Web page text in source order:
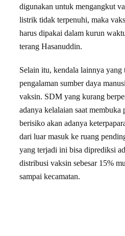
digunakan untuk mengangkut
listrik tidak terpenuhi, maka
harus dipakai dalam kurun
terang Hasanuddin.
Selain itu, kendala lainnya
pengalaman sumber daya
vaksin. SDM yang kurang
adanya kelalaian saat membuka
berisiko akan adanya
dari luar masuk ke ruang
yang terjadi ini bisa diprediksi
distribusi vaksin sebesar 15%
sampai kecamatan.